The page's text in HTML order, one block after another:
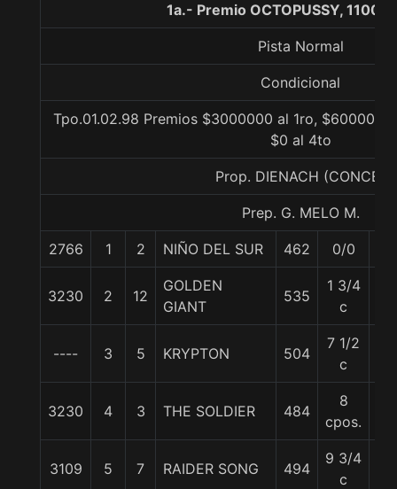
1a.- Premio OCTOPUSSY, 1100
Pista Normal
Condicional
Tpo.01.02.98 Premios $3000000 al 1ro, $600000
$0 al 4to
Prop. DIENACH (CONCE)
Prep. G. MELO M.
2766 1 2 NIÑO DEL SUR 462 0/0
3230 2 12
GOLDEN
GIANT
535
1 3/4
c
---- 3 5 KRYPTON 504
7 1/2
c
3230 4 3 THE SOLDIER 484
8
cpos.
3109 5 7 RAIDER SONG 494
9 3/4
c